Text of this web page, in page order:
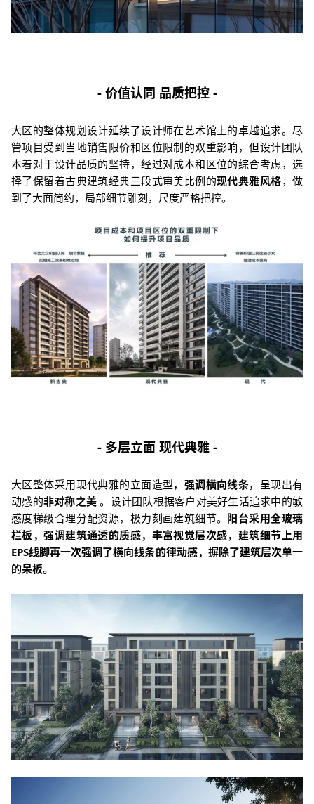
- 价值认同 品质把控 -
大区的整体规划设计延续了设计师在艺术馆上的卓越追求。尽
管项目受到当地销售限价和区位限制的双重影响，但设计团队
本着对于设计品质的坚持，经过对成本和区位的综合考虑，选
择了保留着古典建筑经典三段式审美比例的现代典雅风格，做
到了大面简约，局部细节雕刻，尺度严格把控。
- 多层立面 现代典雅 -
大区整体采用现代典雅的立面造型， 强调横向线条，呈现出有
动感的非对称之美。设计团队根据客户对美好生活追求中的敏
感度梯级合理分配资源，极力刻画建筑细节。 阳台采用全玻璃
栏板，强调建筑通透的质感，丰富视觉层次感，建筑细节上用
EPS线脚再一次强调了横向线条的律动感，摒除了建筑层次单一
的呆板。